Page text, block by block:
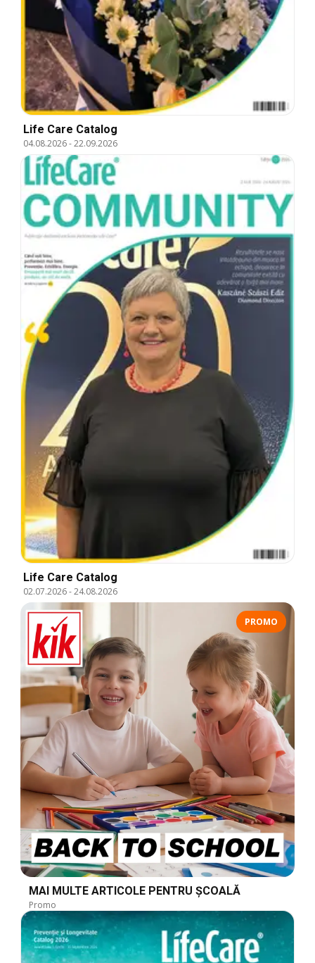
Life Care Catalog
04.08.2026-22.09.2026
Life Care Catalog
02.07.2026-24.08.2026
PROMO
MAI MULTE ARTICOLE PENTRU ȘCOALĂ
Promo